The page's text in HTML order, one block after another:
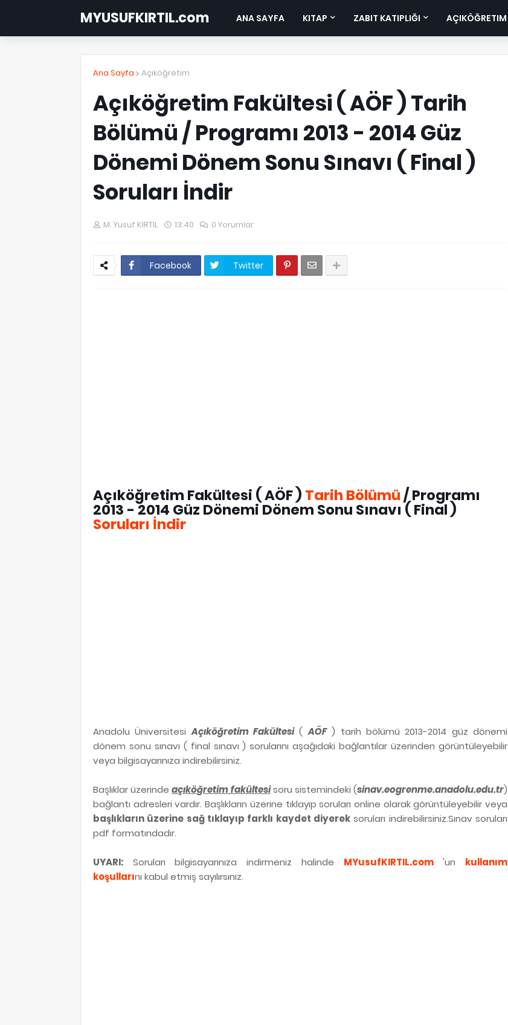
MYUSUFKIRTIL.com ANA SAYFA KITAP ZABIT KATIPLIĞI AÇIKÖĞRETIM
Ana Sayfa Açıköğretim
Açıköğretim Fakültesi ( AÖF ) Tarih
Bölümü / Programı 2013 - 2014 Güz
Dönemi Dönem Sonu Sınavı ( Final )
Soruları İndir
M. Yusuf KIRTIL 13:40 0 Yorumlar
Facebook Twitter
Açıköğretim Fakültesi ( AÖF ) Tarih Bölümü/ Programı
2013 - 2014 Güz Dönemi Dönem Sonu Sınavı ( Final )
Soruları İndir
Anadolu ÜniversitesiAçıköğretim Fakültesi(AÖF) tarih bölümü 2013-2014 güz dönemi
dönem sonu sınavı ( final sınavı ) sorularını aşağıdaki bağlantılar üzerinden görüntüleyebilir
veya bilgisayarınıza indirebilirsiniz.
Başlıklar üzerindeaçıköğretim fakültesisoru sistemindeki (sinav.eogrenme.anadolu.edu.tr)
bağlantı adresleri vardır. Başlıkların üzerine tıklayıp soruları online olarak görüntüleyebilir veya
başlıkların üzerine sağ tıklayıp farklı kaydet diyerek soruları indirebilirsiniz.Sınav soruları
pdf formatındadır.
UYARI: Soruları bilgisayarınıza indirmeniz halinde MYusufKIRTIL.com'un kullanım
koşullarını kabul etmiş sayılırsınız.